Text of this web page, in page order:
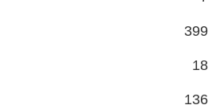
399
18
136